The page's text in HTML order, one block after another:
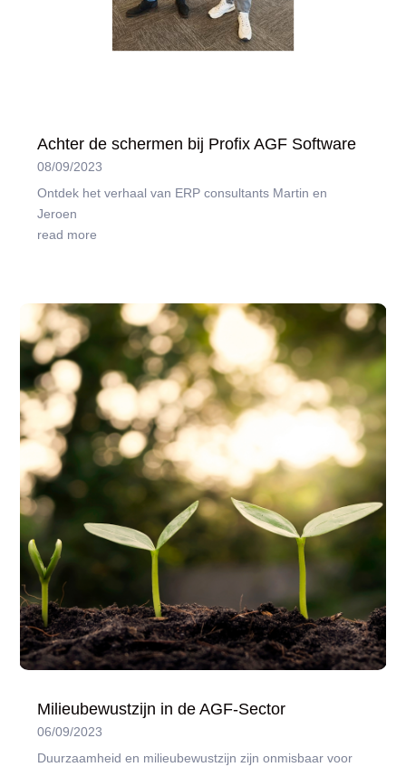
Achter de schermen bij Profix AGF Software
08/09/2023
Ontdek het verhaal van ERP consultants Martin en
Jeroen
read more
Milieubewustzijn in de AGF-Sector
06/09/2023
Duurzaamheid en milieubewustzijn zijn onmisbaar voor